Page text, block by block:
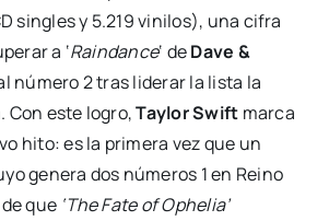
singles y 5.219 vinilos), una cifra
a ‘Raindance‘ deDave &
número 2 tras liderar la lista la
Con este logro,Taylor Swift marca
hito: es la primera vez que un
genera dos números 1 en Reino
que ‘The Fate of Ophelia’